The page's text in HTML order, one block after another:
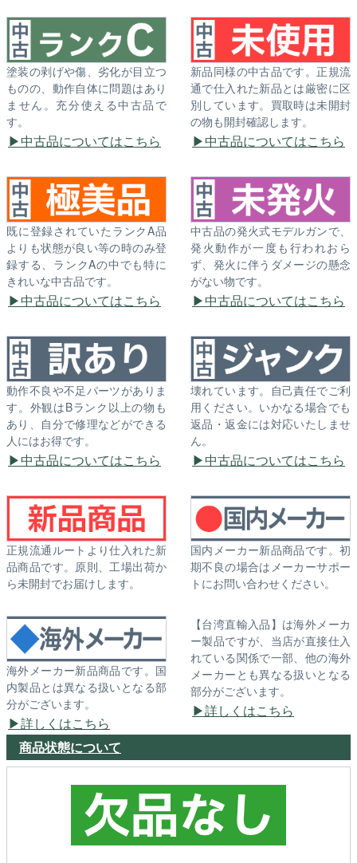
塗装の剥げや傷、劣化が目立つ
ものの、動作自体に問題はあり
ません。充分使える中古品で
す。
中古品についてはこちら
新品同様の中古品です。正規流
通で仕入れた新品とは厳密に区
別しています。買取時は未開封
の物も開封確認します。
中古品についてはこちら
既に登録されていたランクA品
よりも状態が良い等の時のみ登
録する、ランクAの中でも特に
きれいな中古品です。
中古品についてはこちら
中古品の発火式モデルガンで、
発火動作が一度も行われおら
ず、発火に伴うダメージの懸念
がない物です。
中古品についてはこちら
動作不良や不足パーツがありま
す。外観はBランク以上の物も
あり、自分で修理などができる
人にはお得です。
中古品についてはこちら
壊れています。自己責任でご利
用ください。いかなる場合でも
返品・返金には対応いたしませ
ん。
中古品についてはこちら
正規流通ルートより仕入れた新
品商品です。原則、工場出荷か
ら未開封でお届けします。
国内メーカー新品商品です。初
期不良の場合はメーカーサポー
トにお問い合わせください。
海外メーカー新品商品です。国
内製品とは異なる扱いとなる部
分がございます。
詳しくはこちら
【台湾直輸入品】は海外メーカ
ー製品ですが、当店が直接仕入
れている関係で一部、他の海外
メーカーとも異なる扱いとなる
部分がございます。
詳しくはこちら
商品状態について